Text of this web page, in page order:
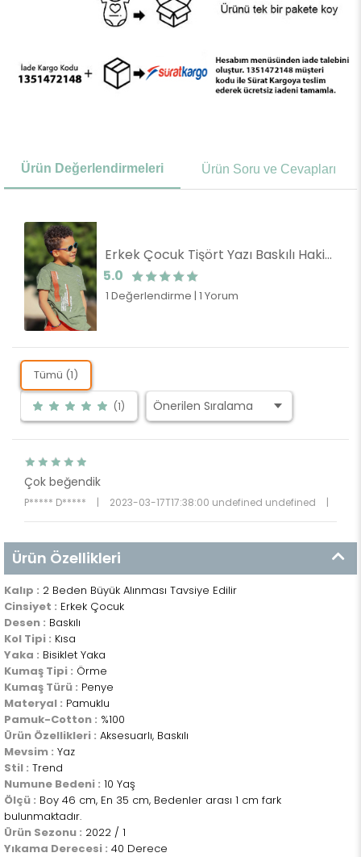
Ürün Değerlendirmeleri Ürün Soru ve Cevapları
Erkek Çocuk Tişört Yazı Baskılı Haki Yeşil (6 Yaş)
5.0
1 Değerlendirme | 1 Yorum
Tümü (1)
(1)
Çok beğendik
P***** D***** | 2023-03-17T17:38:00 undefined undefined |
Ürün Özellikleri
Kalıp : 2 Beden Büyük Alınması Tavsiye Edilir
Cinsiyet : Erkek Çocuk
Desen : Baskılı
Kol Tipi : Kısa
Yaka : Bisiklet Yaka
Kumaş Tipi : Örme
Kumaş Türü : Penye
Materyal : Pamuklu
Pamuk-Cotton : %100
Ürün Özellikleri : Aksesuarlı, Baskılı
Mevsim : Yaz
Stil : Trend
Numune Bedeni : 10 Yaş
Ölçü : Boy 46 cm, En 35 cm, Bedenler arası 1 cm fark
bulunmaktadır.
Ürün Sezonu : 2022 / 1
Yıkama Derecesi : 40 Derece